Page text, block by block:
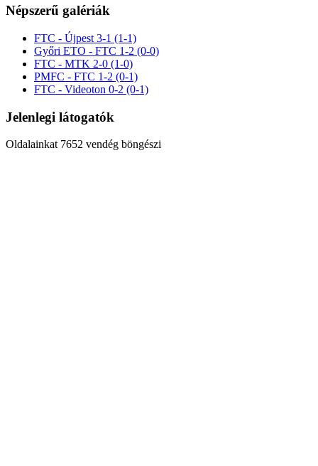
Népszerű galériák
FTC - Újpest 3-1 (1-1)
Győri ETO - FTC 1-2 (0-0)
FTC - MTK 2-0 (1-0)
PMFC - FTC 1-2 (0-1)
FTC - Videoton 0-2 (0-1)
Jelenlegi látogatók
Oldalainkat 7652 vendég böngészi